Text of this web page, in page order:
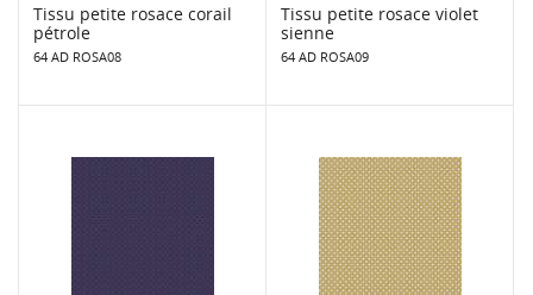
Tissu petite rosace corail
pétrole
64 AD ROSA08
Tissu petite rosace violet
sienne
64 AD ROSA09